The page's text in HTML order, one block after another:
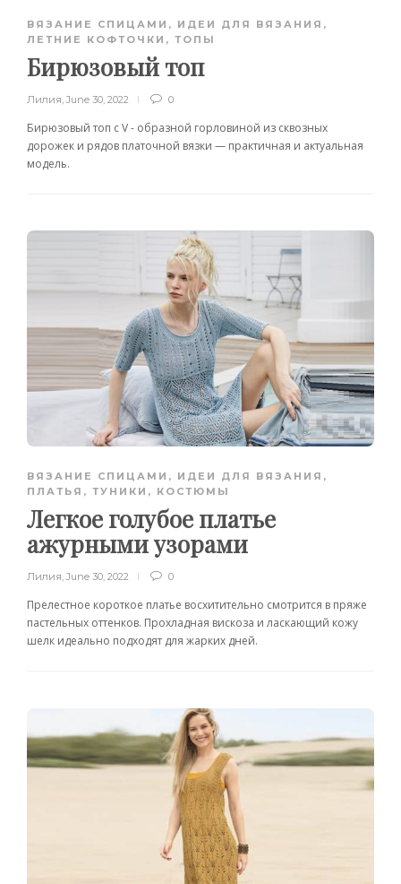
ВЯЗАНИЕ СПИЦАМИ , ИДЕИ ДЛЯ ВЯЗАНИЯ ,
ЛЕТНИЕ КОФТОЧКИ, ТОПЫ
Бирюзовый топ
Лилия, June 30, 2022 0
Бирюзовый топ с V - образной горловиной из сквозных
дорожек и рядов платочной вязки — практичная и актуальная
модель.
ВЯЗАНИЕ СПИЦАМИ , ИДЕИ ДЛЯ ВЯЗАНИЯ ,
ПЛАТЬЯ, ТУНИКИ, КОСТЮМЫ
Легкое голубое платье
ажурными узорами
Лилия, June 30, 2022 0
Прелестное короткое платье восхитительно смотрится в пряже
пастельных оттенков. Прохладная вискоза и ласкающий кожу
шелк идеально подходят для жарких дней.